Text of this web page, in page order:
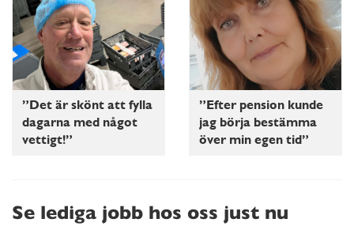
”Det är skönt att fylla
dagarna med något
vettigt!”
”Efter pension kunde
jag börja bestämma
över min egen tid”
Se lediga jobb hos oss just nu